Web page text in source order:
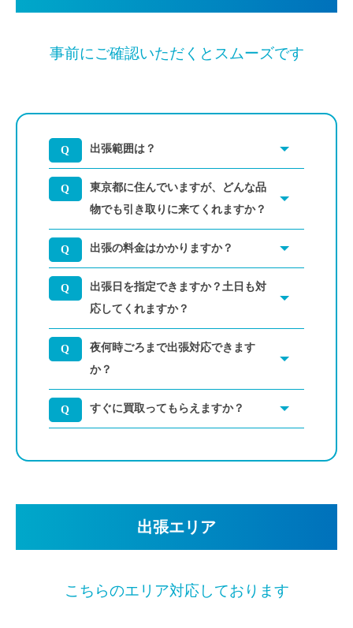
事前にご確認いただくとスムーズです
出張範囲は？
東京都に住んでいますが、どんな品
物でも引き取りに来てくれますか？
出張の料金はかかりますか？
出張日を指定できますか？土日も対
応してくれますか？
夜何時ごろまで出張対応できます
か？
すぐに買取ってもらえますか？
出張エリア
こちらのエリア対応しております